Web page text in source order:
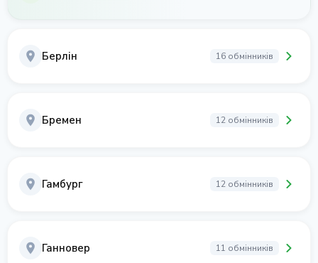
Берлін 16 обмінників
Бремен 12 обмінників
Гамбург 12 обмінників
Ганновер 11 обмінників